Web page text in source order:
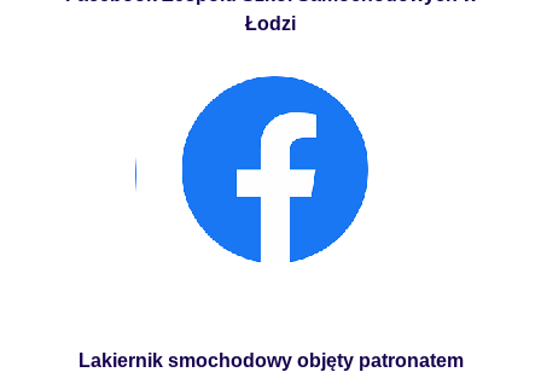
Łodzi
Lakiernik smochodowy objęty patronatem